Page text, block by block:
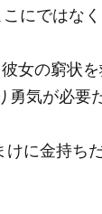
こにではな
彼女の窮状
勇気が必要
に金持ちだ